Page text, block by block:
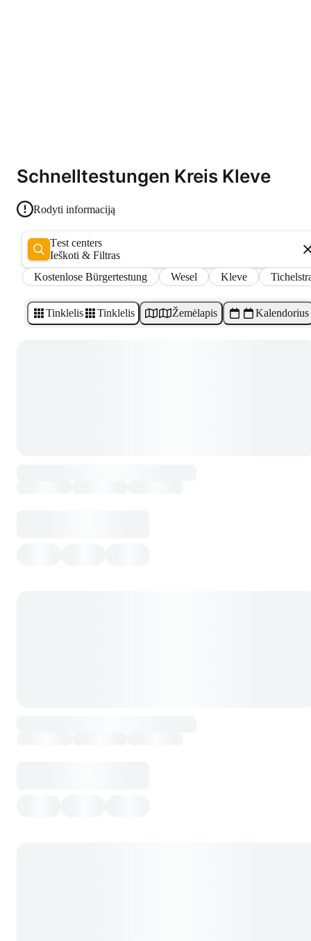
Schnelltestungen Kreis Kleve
Rodyti informaciją
Test centers
Ieškoti & Filtras
Kostenlose Bürgertestung
Wesel Kleve
Tinklelis Tinklelis Žemėlapis Kalendorius